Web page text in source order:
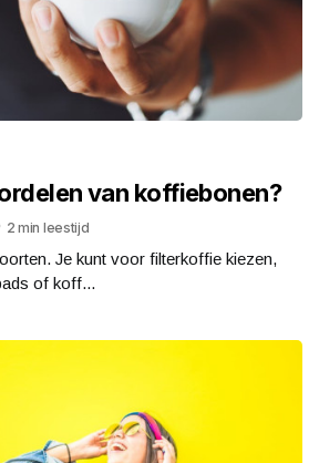
van koffiebonen?
2 min leestijd
Je kunt voor filterkoffie kiezen,
of koff...